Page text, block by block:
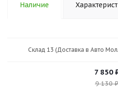
Наличие
Склад 13 (Доставка в Авто
7 850
9 130₽